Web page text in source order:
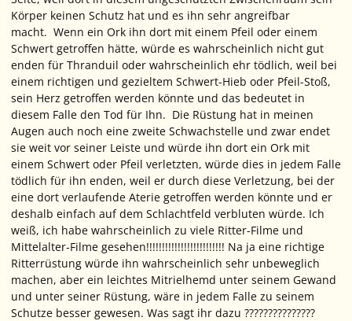
Körper keinen Schutz hat und es ihn sehr angreifbar
macht. Wenn ein Ork ihn dort mit einem Pfeil oder einem
Schwert getroffen hätte, würde es wahrscheinlich nicht gut
enden für Thranduil oder wahrscheinlich ehr tödlich, weil bei
einem richtigen und gezieltem Schwert-Hieb oder Pfeil-Stoß,
sein Herz getroffen werden könnte und das bedeutet in
diesem Falle den Tod für Ihn. Die Rüstung hat in meinen
Augen auch noch eine zweite Schwachstelle und zwar endet
sie weit vor seiner Leiste und würde ihn dort ein Ork mit
einem Schwert oder Pfeil verletzten, würde dies in jedem Falle
tödlich für ihn enden, weil er durch diese Verletzung, bei der
eine dort verlaufende Aterie getroffen werden könnte und er
deshalb einfach auf dem Schlachtfeld verbluten würde. Ich
weiß, ich habe wahrscheinlich zu viele Ritter-Filme und
Mittelalter-Filme gesehen!!!!!!!!!!!!!!!!!!!!!!!!! Na ja eine richtige
Ritterrüstung würde ihn wahrscheinlich sehr unbeweglich
machen, aber ein leichtes Mitrielhemd unter seinem Gewand
und unter seiner Rüstung, wäre in jedem Falle zu seinem
Schutze besser gewesen. Was sagt ihr dazu ???????????????